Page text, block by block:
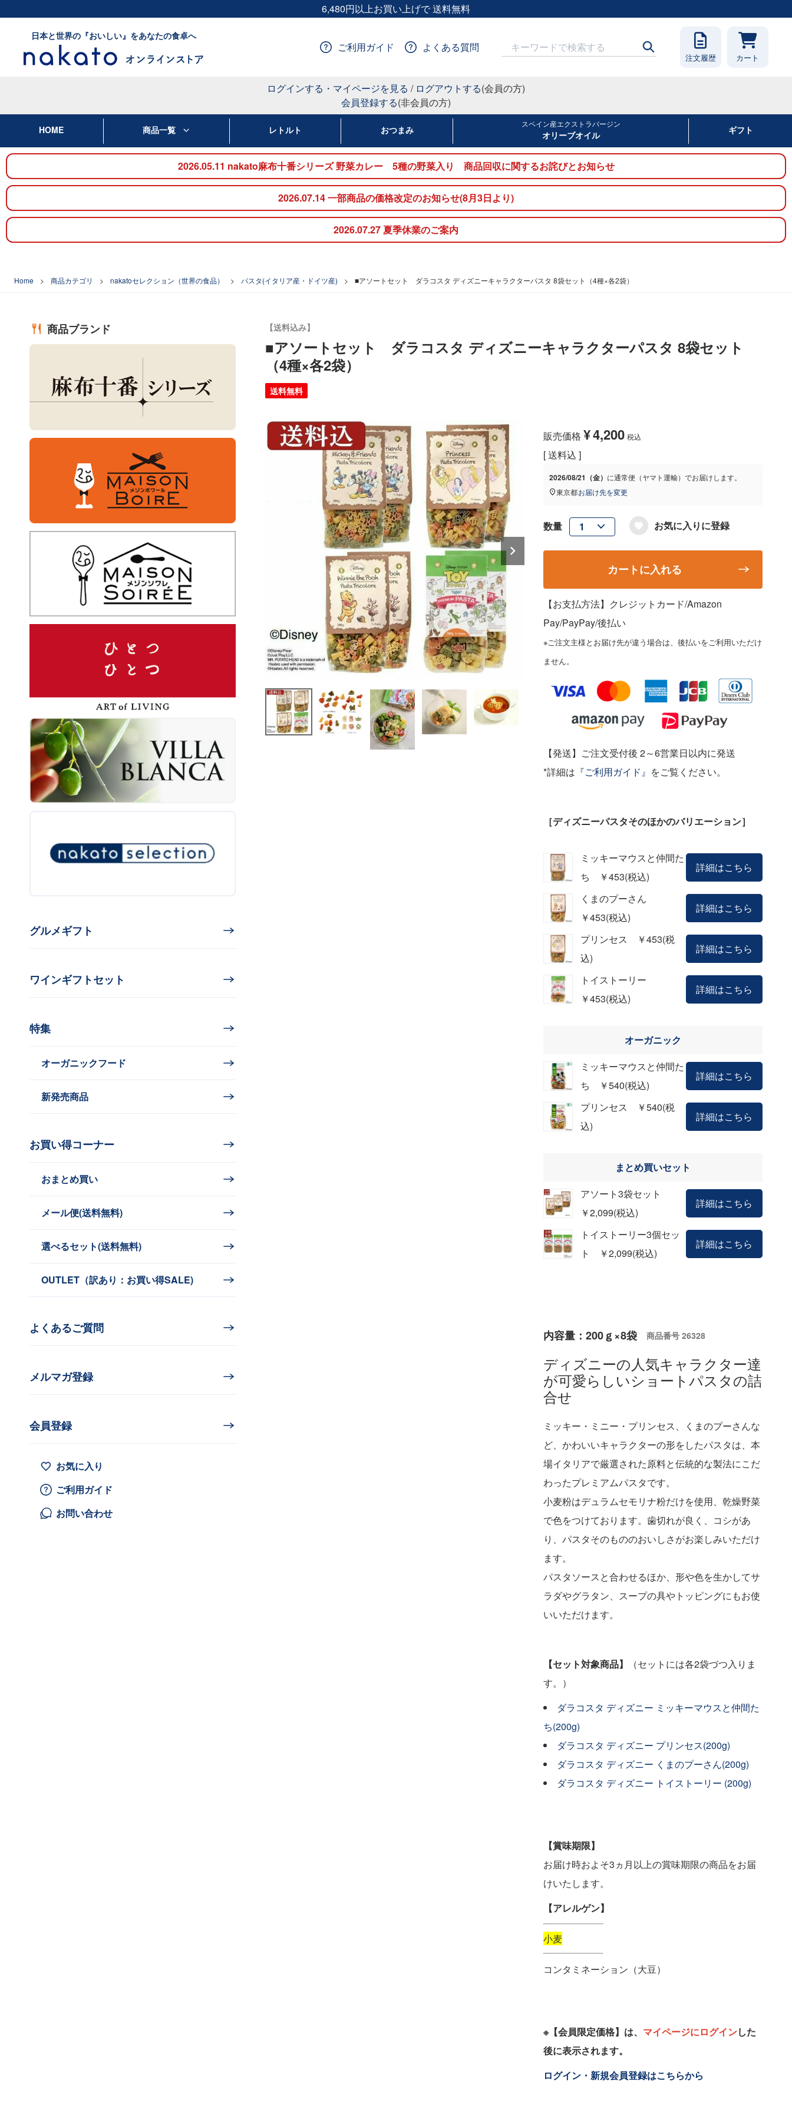
6,480円以上お買い上げで 送料無料
日本と世界の『おいしい』をあなたの食卓へ
ご利用ガイド よくある質問
注文履歴 カート
ログインする・マイページを見る / ログアウトする(会員の方)
会員登録する(非会員の方)
HOME 商品一覧 レトルト おつまみ
スペイン産エクストラバージン
オリーブオイル ギフト
2026.05.11 nakato麻布十番シリーズ 野菜カレー 5種の野菜入り 商品回収に関するお詫びとお知らせ
2026.07.14 一部商品の価格改定のお知らせ(8月3日より)
2026.07.27 夏季休業のご案内
Home 商品カテゴリ nakatoセレクション（世界の食品） パスタ(イタリア産・ドイツ産) ■アソートセット ダラコスタ ディズニーキャラクターパスタ 8袋セット（4種×各2袋）
商品ブランド
グルメギフト
ワインギフトセット
特集
オーガニックフード
新発売商品
お買い得コーナー
おまとめ買い
メール便(送料無料)
選べるセット(送料無料)
OUTLET（訳あり：お買い得SALE)
よくあるご質問
メルマガ登録
会員登録
お気に入り
ご利用ガイド
お問い合わせ
【送料込み】
■アソートセット ダラコスタ ディズニーキャラクターパスタ 8袋セット
（4種×各2袋）
送料無料
販売価格 ¥4,200 税込
送料込
2026/08/21（金） に通常便（ヤマト運輸） でお届けします。
東京都お届け先を変更
お気に入りに登録
カートに入れる
【お支払方法】クレジットカード/Amazon
Pay/PayPay/後払い
※ご注文主様とお届け先が違う場合は、後払いをご利用いただけ
ません。
【発送】ご注文受付後 2～6営業日以内に発送
*詳細は 『ご利用ガイド』 をご覧ください。
［ディズニーパスタそのほかのバリエーション］
ミッキーマウスと仲間た
ち ￥453(税込)
詳細はこちら
くまのプーさん
￥453(税込)
詳細はこちら
プリンセス ￥453(税
込)
詳細はこちら
トイストーリー
￥453(税込)
詳細はこちら
オーガニック
ミッキーマウスと仲間た
ち ￥540(税込)
詳細はこちら
プリンセス ￥540(税
込)
詳細はこちら
まとめ買いセット
アソート3袋セット
￥2,099(税込)
詳細はこちら
トイストーリー3個セッ
ト ￥2,099(税込)
詳細はこちら
内容量：200ｇ×8袋 商品番号 26328
ディズニーの人気キャラクター達
が可愛らしいショートパスタの詰
合せ
ミッキー・ミニー・プリンセス、くまのプーさんな
ど、かわいいキャラクターの形をしたパスタは、本
場イタリアで厳選された原料と伝統的な製法にこだ
わったプレミアムパスタです。
小麦粉はデュラムセモリナ粉だけを使用、乾燥野菜
で色をつけております。歯切れが良く、コシがあ
り、パスタそのもののおいしさがお楽しみいただけ
ます。
パスタソースと合わせるほか、形や色を生かしてサ
ラダやグラタン、スープの具やトッピングにもお使
いいただけます。
【セット対象商品】
（セットには各2袋づつ入りま
す。）
ダラコスタ ディズニー ミッキーマウスと仲間た
ち(200g)
ダラコスタ ディズニー プリンセス(200g)
ダラコスタ ディズニー くまのプーさん(200g)
ダラコスタ ディズニー トイストーリー (200g)
【賞味期限】
お届け時およそ3ヵ月以上の賞味期限の商品をお届
けいたします。
【アレルゲン】
小麦
コンタミネーション（大豆）
※【会員限定価格】は、 マイページにログインした
後に表示されます。
ログイン・新規会員登録はこちらから